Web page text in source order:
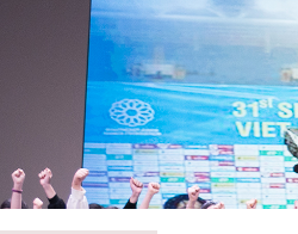
학교 CI
교직원현황
학생현황
위치/전화
전경사진